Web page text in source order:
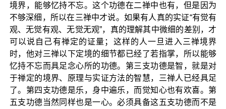
境界，能够忆持不忘。这个功德在二禅中也有，但是因为
不够深细，所以在三禅中才说。如果有人真的实证“有觉有
观、无觉有观、无觉无观”，真的理解其中微细的差别，才
可以说自己有禅定的证量；这样的人一旦进入三禅境界
时，他对三禅以下定境的细节都已经了若指掌，所以能够
忆持不忘而具足念心所的功德。第三支功德是智，就是对
于禅定的境界、原理与实证方法的智慧，三禅人已经具足
了。第四支功德是乐，身中遍乐，而觉知心也有欢喜。第
五支功德当然同样也是一心。必须具备这五支功德而不是